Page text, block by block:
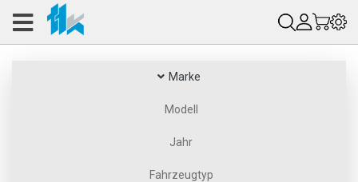
Marke
Modell
Jahr
Fahrzeugtyp